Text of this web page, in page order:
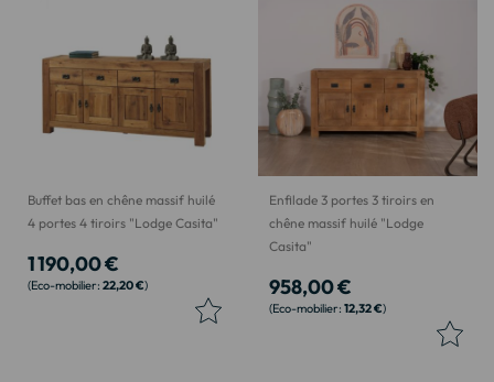
Buffet bas en chêne massif huilé
4 portes 4 tiroirs "Lodge Casita"
1 190,00 €
22,20 €
Enfilade 3 portes 3 tiroirs en
chêne massif huilé "Lodge
Casita"
958,00 €
12,32 €